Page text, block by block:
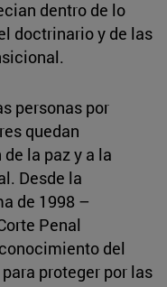
dentro de lo
doctrinario y de las
personas por
quedan
la paz y a la
Desde la
de 1998 –
Penal
del
proteger por las